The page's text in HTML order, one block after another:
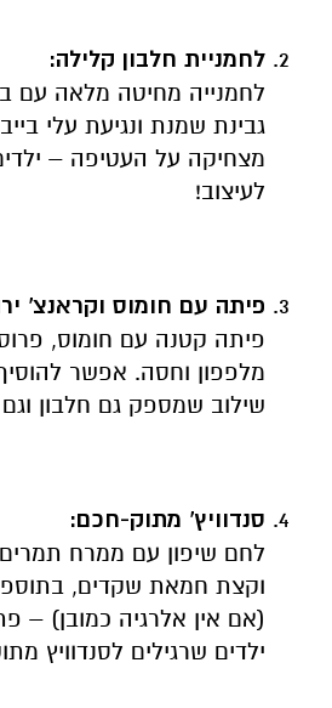
לחמניית חלבון קלילה:
לחמנייה מחיטה מלאה עם
גבינת שמנת ונגיעת עלי
מצחיקה על העטיפה –
לעיצוב!
פיתה עם חומוס וקראנצ'
פיתה קטנה עם חומוס,
מלפפון וחסה. אפשר
שילוב שמספק גם חלבון וגם
סנדוויץ' מתוק-חכם:
לחם שיפון עם ממרח
וקצת חמאת שקדים,
(אם אין אלרגיה כמובן) –
ילדים שרגילים לסנדוויץ